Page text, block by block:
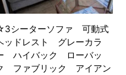
シーターソファ 可動式
ッドレスト グレーカラ
ハイバック ローバッ
ファブリック アイアン